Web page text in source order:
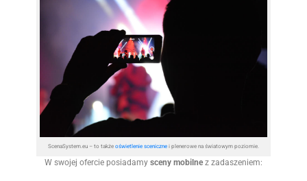
ScenaSystem.eu – to także oświetlenie scenicznei plenerowe na światowym poziomie.
W swojej ofercie posiadamy sceny mobilne z zadaszeniem: